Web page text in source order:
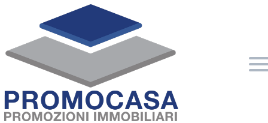
Home
Immobili In Vendita